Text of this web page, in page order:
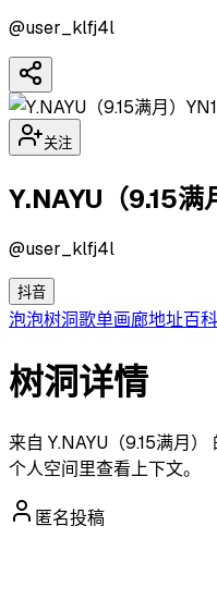
@user_klfj4l
YN1
关注
Y.NAYU（9.15满
@user_klfj4l
抖音
泡泡树洞歌单画廊地址百科
树洞详情
来自 Y.NAYU（9.15满月
个人空间里查看上下文。
匿名投稿